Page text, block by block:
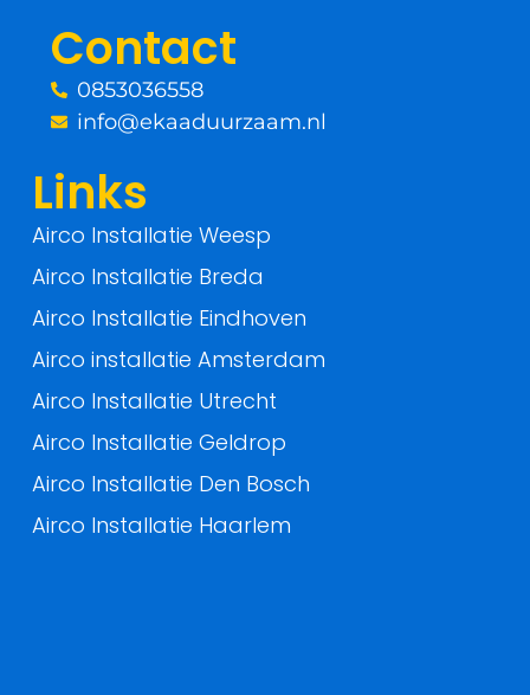
k
-
Contact
0853036558
info@ekaaduurzaam.nl
Links
Airco Installatie Weesp
Airco Installatie Breda
Airco Installatie Eindhoven
Airco installatie Amsterdam
Airco Installatie Utrecht
Airco Installatie Geldrop
Airco Installatie Den Bosch
Airco Installatie Haarlem